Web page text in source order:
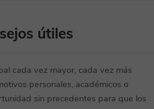
útiles
cada vez mayor, cada vez más
personales, académicos o
sin precedentes para que los